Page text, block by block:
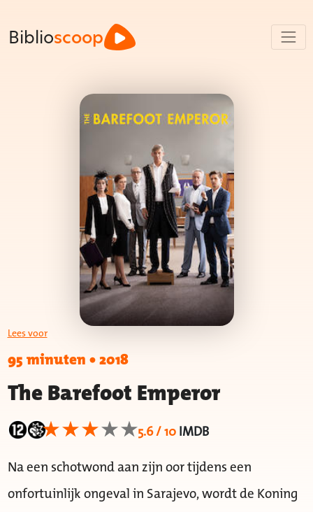
Biblioscoop
Lees voor
95 minuten•2018
The Barefoot Emperor
5.6 / 10IMDB
Na een schotwond aan zijn oor tijdens een
onfortuinlijk ongeval in Sarajevo, wordt de Koning